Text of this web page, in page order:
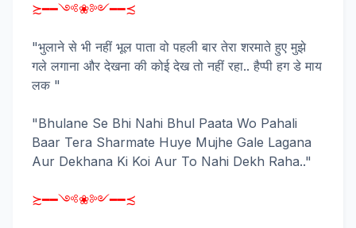
≿━━༺❀༻━━≾
"भुलाने से भी नहीं भूल पाता वो पहली बार तेरा शरमाते हुए मुझे
गले लगाना और देखना की कोई देख तो नहीं रहा.. हैप्पी हग डे माय
लक "
"Bhulane Se Bhi Nahi Bhul Paata Wo Pahali
Baar Tera Sharmate Huye Mujhe Gale Lagana
Aur Dekhana Ki Koi Aur To Nahi Dekh Raha.."
≿━━༺❀༻━━≾